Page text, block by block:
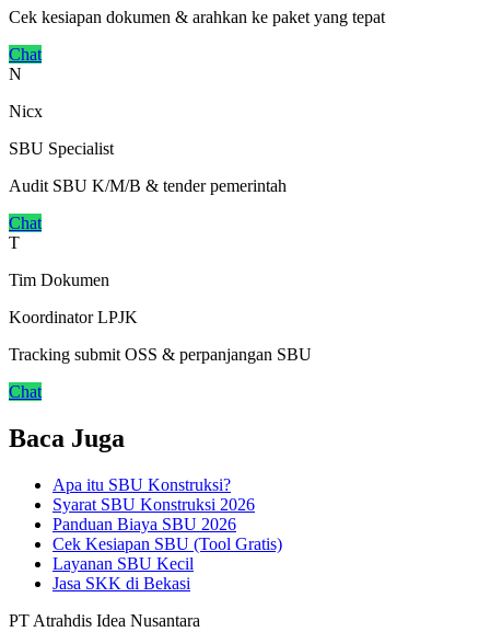
Cek kesiapan dokumen & arahkan ke paket yang tepat
Chat
N
Nicx
SBU Specialist
Audit SBU K/M/B & tender pemerintah
Chat
T
Tim Dokumen
Koordinator LPJK
Tracking submit OSS & perpanjangan SBU
Chat
Baca Juga
Apa itu SBU Konstruksi?
Syarat SBU Konstruksi 2026
Panduan Biaya SBU 2026
Cek Kesiapan SBU (Tool Gratis)
Layanan SBU Kecil
Jasa SKK di Bekasi
PT Atrahdis Idea Nusantara